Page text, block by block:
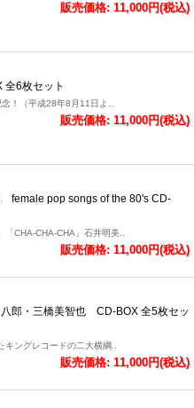
販売価格: 11,000円(税込)
全6枚セット
念！（平成28年8月11日よ..
販売価格: 11,000円(税込)
female pop songs of the 80's CD-
「CHA-CHA-CHA」石井明美..
販売価格: 11,000円(税込)
郎・三橋美智也 CD-BOX 全5枚セッ
ングレコードの二大横綱..
販売価格: 11,000円(税込)